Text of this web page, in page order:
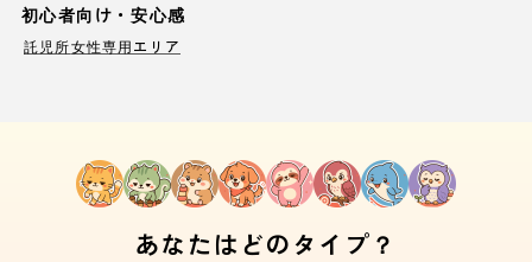
初心者向け・安心感
託児所女性専用エリア
あなたはどのタイプ？